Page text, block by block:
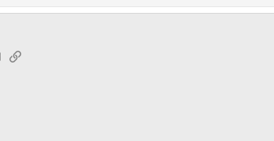
Электронная почта
Ссылка